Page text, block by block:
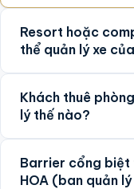
Resort hoặc
thể quản lý xe
Khách thuê
lý thế nào?
Barrier cổng biệt
HOA (ban quản